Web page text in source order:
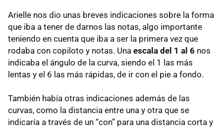
Arielle nos dio unas breves indicaciones sobre la forma
que iba a tener de darnos las notas, algo importante
teniendo en cuenta que iba a ser la primera vez que
rodaba con copiloto y notas. Una escala del 1 al 6 nos
indicaba el ángulo de la curva, siendo el 1 las más
lentas y el 6 las más rápidas, de ir con el pie a fondo.
También había otras indicaciones además de las
curvas, como la distancia entre una y otra que se
indicaría a través de un “con” para una distancia corta y